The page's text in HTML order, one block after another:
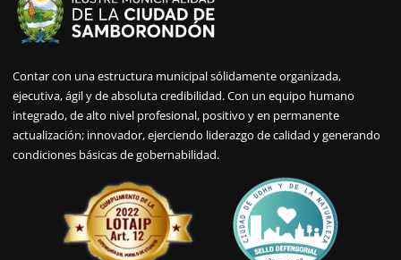
Contar con una estructura municipal sólidamente organizada,
ejecutiva, ágil y de absoluta credibilidad. Con un equipo humano
integrado, de alto nivel profesional, positivo y en permanente
actualización; innovador, ejerciendo liderazgo de calidad y generando
condiciones básicas de gobernabilidad.